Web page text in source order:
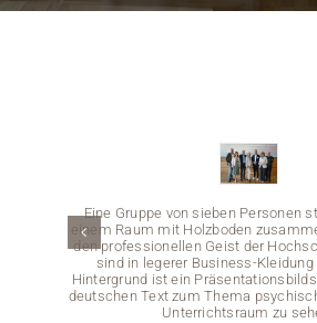
Veranstaltungen
Eine Gruppe von sieben Personen
einem Raum mit Holzboden
den professionellen Geist der
sind in legerer Business-
Hintergrund ist ein
deutschen Text zum Thema
Unterrichtsraum zu